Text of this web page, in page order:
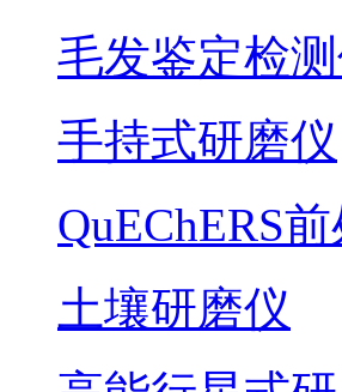
毛发鉴定检
手持式研磨仪
QuEChERS
土壤研磨仪